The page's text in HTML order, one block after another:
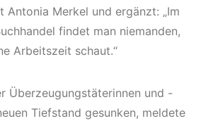
Antonia Merkel und ergänzt: „Im
findet man niemanden,
Arbeitszeit schaut.“
Überzeugungstäterinnen und -
Tiefstand gesunken, meldete